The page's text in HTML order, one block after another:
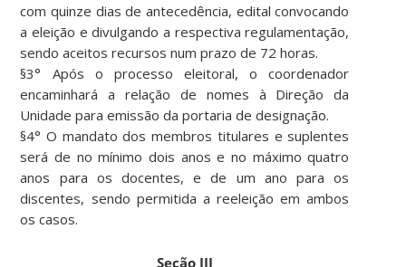
com quinze dias de antecedência, edital convocando
a eleição e divulgando a respectiva regulamentação,
sendo aceitos recursos num prazo de 72 horas.
§3° Após o processo eleitoral, o coordenador
encaminhará a relação de nomes à Direção da
Unidade para emissão da portaria de designação.
§4° O mandato dos membros titulares e suplentes
será de no mínimo dois anos e no máximo quatro
anos para os docentes, e de um ano para os
discentes, sendo permitida a reeleição em ambos
os casos.
Seção III